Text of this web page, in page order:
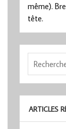
même).
tête.
ARTICLES